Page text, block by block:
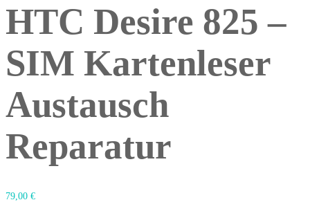
HTC Desire 825 –
SIM Kartenleser
Austausch
Reparatur
79,00 €